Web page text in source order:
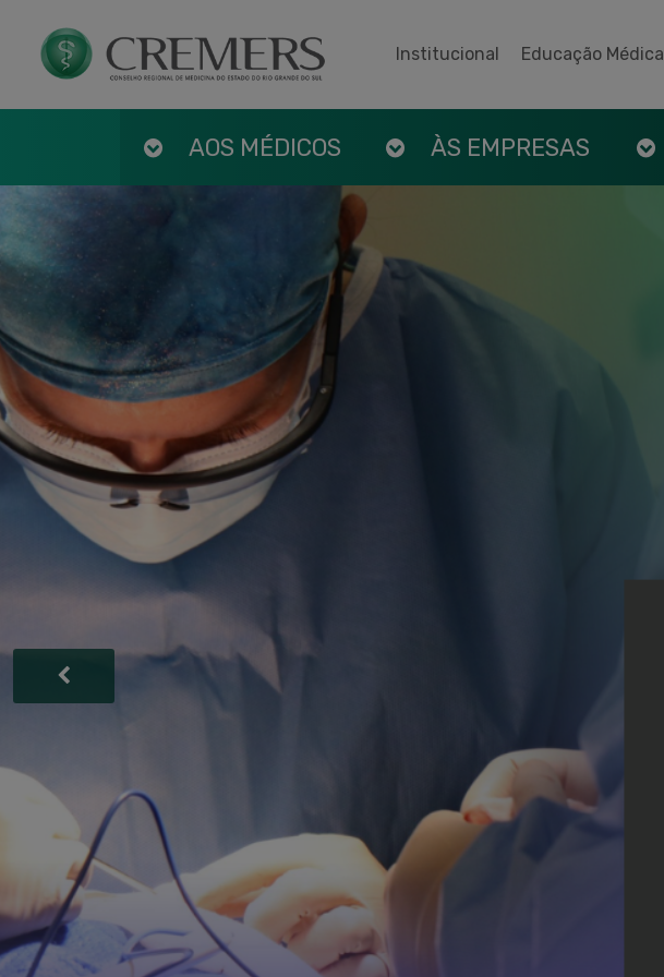
Institucional Educação Médica
AOS MÉDICOS ÀS EMPRESAS